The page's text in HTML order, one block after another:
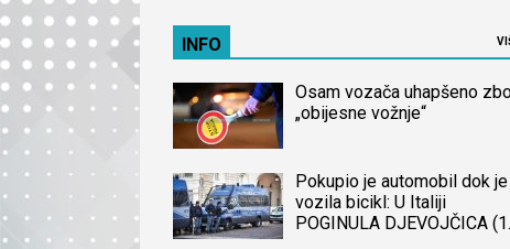
INFO
Osam vozača uhapšeno
„obijesne vožnje“
Pokupio je automobil dok je
vozila bicikl: U Italiji
POGINULA DJEVOJČICA